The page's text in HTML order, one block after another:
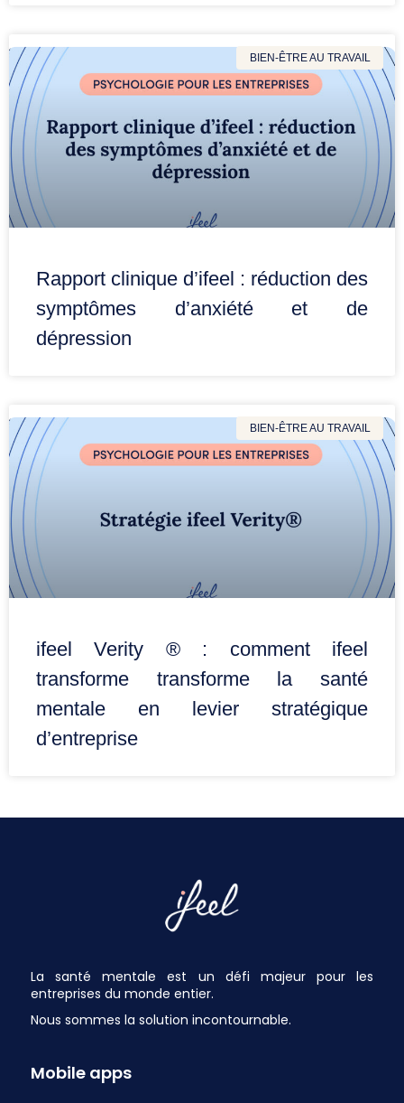
BIEN-ÊTRE AU TRAVAIL
Rapport clinique d’ifeel : réduction des
symptômes d’anxiété et de
dépression
BIEN-ÊTRE AU TRAVAIL
ifeel Verity ® : comment ifeel
transforme transforme la santé
mentale en levier stratégique
d’entreprise
La santé mentale est un défi majeur pour les
entreprises du monde entier.
Nous sommes la solution incontournable.
Mobile apps